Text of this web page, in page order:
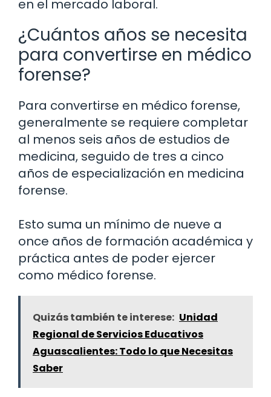
en el mercado laboral.
¿Cuántos años se necesita
para convertirse en médico
forense?
Para convertirse en médico forense,
generalmente se requiere completar
al menos seis años de estudios de
medicina, seguido de tres a cinco
años de especialización en medicina
forense.
Esto suma un mínimo de nueve a
once años de formación académica y
práctica antes de poder ejercer
como médico forense.
Quizás también te interese: Unidad
Regional de Servicios Educativos
Aguascalientes: Todo lo que Necesitas
Saber